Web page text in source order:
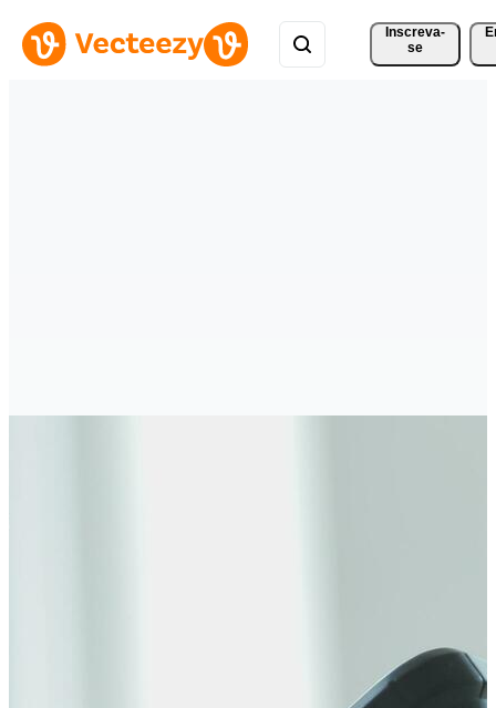
Inscreva-
se